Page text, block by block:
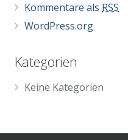
Kommentare als RSS
WordPress.org
Kategorien
Keine Kategorien